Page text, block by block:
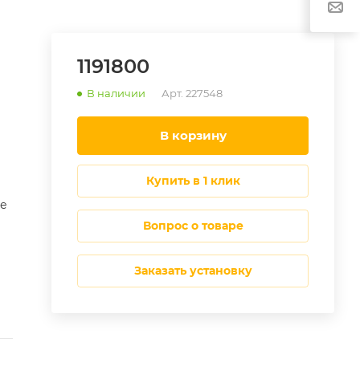
1191800
В наличии Арт. 227548
в корзину
купить в 1 клик
Вопрос о товаре
Заказать установку